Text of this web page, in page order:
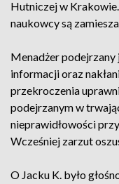
Hutniczej w
naukowcy są
Menadżer podejrzany
informacji oraz
przekroczenia
podejrzanym w
nieprawidłowości
Wcześniej zarzut
O Jacku K. było